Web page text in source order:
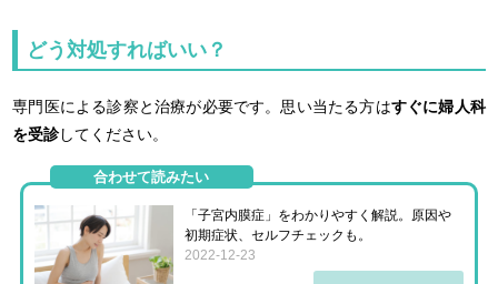
どう対処すればいい？
専門医による診察と治療が必要です。思い当たる方はすぐに婦人科
を受診してください。
合わせて読みたい
「子宮内膜症」をわかりやすく解説。原因や
初期症状、セルフチェックも。
2022-12-23